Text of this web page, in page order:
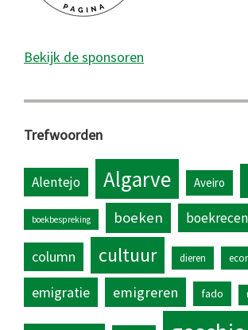
Bekijk de sponsoren
Trefwoorden
Alentejo Algarve Aveiro
boekbespreking boeken
column cultuur dieren
emigratie emigreren fado